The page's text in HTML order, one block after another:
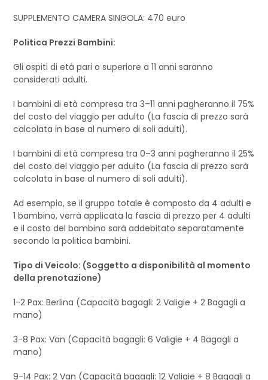
SUPPLEMENTO CAMERA SINGOLA: 470 euro
Politica Prezzi Bambini:
Gli ospiti di età pari o superiore a 11 anni saranno
considerati adulti.
I bambini di età compresa tra 3–11 anni pagheranno il 75%
del costo del viaggio per adulto (La fascia di prezzo sarà
calcolata in base al numero di soli adulti).
I bambini di età compresa tra 0–3 anni pagheranno il 25%
del costo del viaggio per adulto (La fascia di prezzo sarà
calcolata in base al numero di soli adulti).
Ad esempio, se il gruppo totale è composto da 4 adulti e
1 bambino, verrà applicata la fascia di prezzo per 4 adulti
e il costo del bambino sarà addebitato separatamente
secondo la politica bambini.
Tipo di Veicolo: (Soggetto a disponibilità al momento
della prenotazione)
1-2 Pax: Berlina (Capacità bagagli: 2 Valigie + 2 Bagagli a
mano)
3-8 Pax: Van (Capacità bagagli: 6 Valigie + 4 Bagagli a
mano)
9-14 Pax: 2 Van (Capacità bagagli: 12 Valigie + 8 Bagagli a